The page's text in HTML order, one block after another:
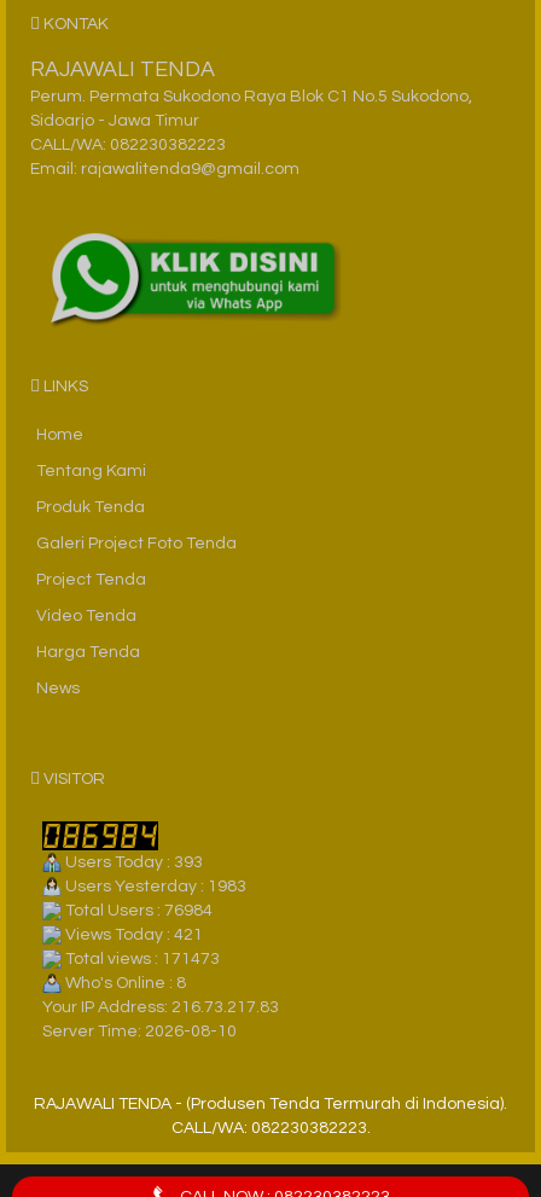
KONTAK
RAJAWALI TENDA
Perum. Permata Sukodono Raya Blok C1 No.5 Sukodono,
Sidoarjo - Jawa Timur
CALL/WA: 082230382223
Email: rajawalitenda9@gmail.com
LINKS
Home
Tentang Kami
Produk Tenda
Galeri Project Foto Tenda
Project Tenda
Video Tenda
Harga Tenda
News
VISITOR
Users Today : 393
Users Yesterday : 1983
Total Users : 76984
Views Today : 421
Total views : 171473
Who's Online : 8
Your IP Address: 216.73.217.83
Server Time: 2026-08-10
RAJAWALI TENDA - (Produsen Tenda Termurah di Indonesia).
CALL/WA: 082230382223.